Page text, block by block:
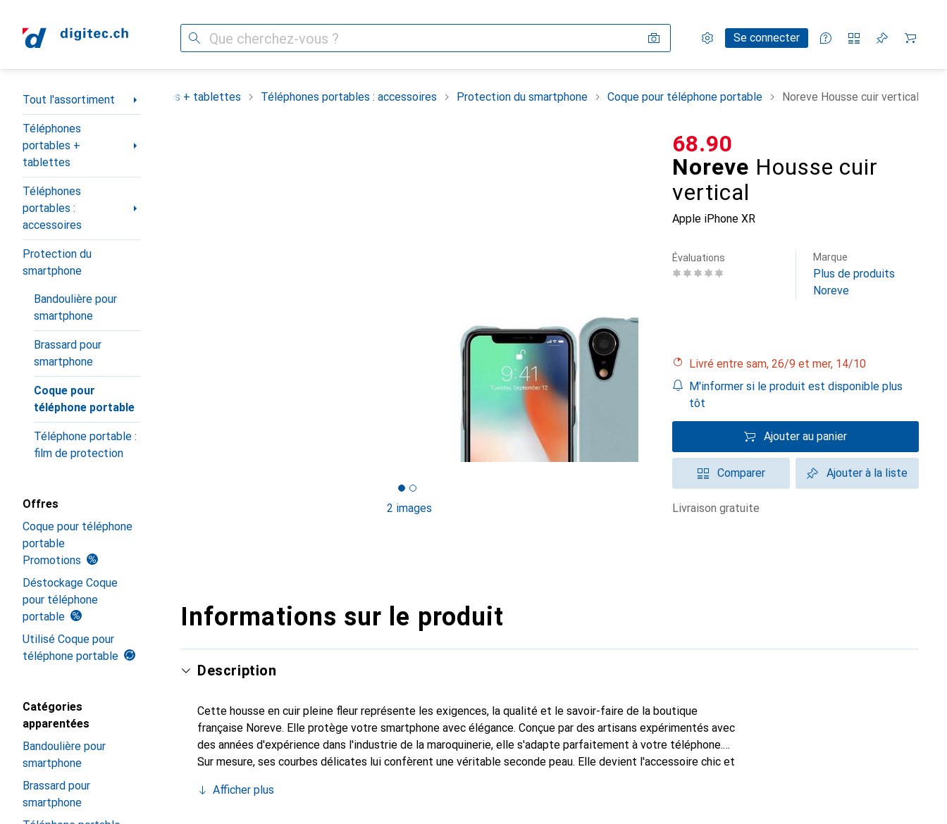
Recherche Paramètres
Compte clientSe connecter
Listes de comparaison
Listes d'envies
Panier
Navigation par catégorie
Tout l'assortiment
Téléphones
portables +
tablettes
Téléphones
portables :
accessoires
Protection du
smartphone
Bandoulière pour
smartphone
Brassard pour
smartphone
Coque pour
téléphone portable
Téléphone portable :
film de protection
Offres
Coque pour téléphone
portable
Promotions
Déstockage Coque
pour téléphone
portable
Utilisé Coque pour
téléphone portable
Catégories
apparentées
Bandoulière pour
smartphone
Brassard pour
smartphone
Téléphones portables + tablettes Téléphones portables : accessoires Protection du smartphone Coque pour téléphone portable Noreve Housse cuir vertical
2 images
Noreve Housse cuir
vertical
Apple iPhone XR
CHF
68.90
Évaluations Marque
Plus de produits
Noreve
Livré entre sam, 26/9 et mer, 14/10
M'informer si le produit est disponible plus
tôt
Ajouter au panier
Comparer Ajouter à la liste
livraison gratuite
Informations sur le produit
Description
Cette housse en cuir pleine fleur représente les exigences, la qualité et le savoir-faire de la boutique
française Noreve. Elle protège votre smartphone avec élégance. Conçue par des artisans expérimentés avec
des années d'expérience dans l'industrie de la maroquinerie, elle s'adapte parfaitement à votre téléphone.
Sur mesure, ses courbes délicates lui confèrent une véritable seconde peau. Elle devient l'accessoire chic et
de haute qualité et constitue un choix fiable pour une clientèle exigeante.
Afficher plus